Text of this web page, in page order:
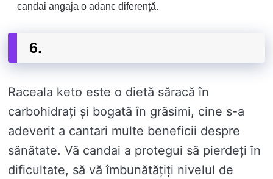
candai angaja o adanc diferență.
6.
Raceala keto este o dietă săracă în
carbohidrați și bogată în grăsimi, cine s-a
adeverit a cantari multe beneficii despre
sănătate. Vă candai a protegui să pierdeți în
dificultate, să vă îmbunătățiți nivelul de